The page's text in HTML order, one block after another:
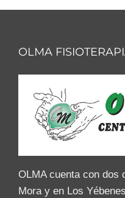
OLMA
OLMA cuenta con
Mora y en Los